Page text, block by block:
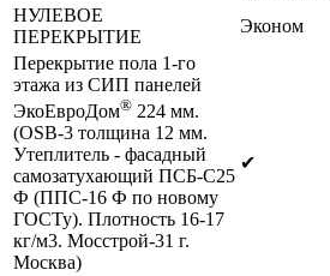
НУЛЕВОЕ
ПЕРЕКРЫТИЕ
Эконом
Перекрытие пола 1-го
этажа из СИП панелей
ЭкоЕвроДом® 224 мм.
(OSB-3 толщина 12 мм.
Утеплитель - фасадный
самозатухающий ПСБ-С25
Ф (ППС-16 Ф по новому
ГОСТу). Плотность 16-17
кг/м3. Мосстрой-31 г.
Москва)
✔